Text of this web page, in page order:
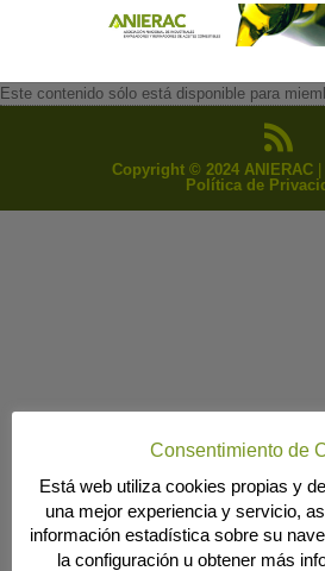
Este contenido sólo está disponible para
Copyright © 2024 ANIERAC
Política de
Consentimiento de
Está web utiliza cookies propias y
una mejor experiencia y servicio,
información estadística sobre su
la configuración u obtener más